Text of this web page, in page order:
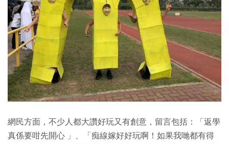
網民方面，不少人都大讚好玩又有創意，留言包括：「返學
真係要咁先開心 」、「痴線嫁好好玩啊！如果我哋都有得